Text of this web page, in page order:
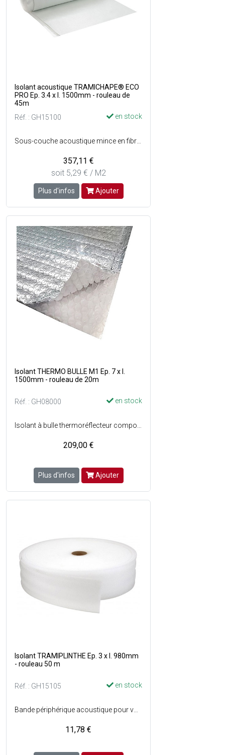
Isolant acoustique TRAMICHAPE® ECO
PRO Ep. 3.4 x l. 1500mm - rouleau de
45m
Réf. : GH15100
en stock
357,11 €
soit 5,29 € / M2
Plus d'infos Ajouter
Isolant THERMO BULLE M1 Ep. 7 x l.
1500mm - rouleau de 20m
Réf. : GH08000 en stock
209,00 €
Plus d'infos Ajouter
Isolant TRAMIPLINTHE Ep. 3 x l. 980mm
- rouleau 50 m
Réf. : GH15105 en stock
11,78 €